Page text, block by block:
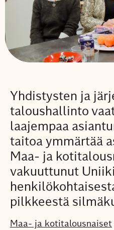
Yhdistysten ja
taloushallinto
laajempaa
taitoa ymmärtää
Maa- ja
vakuuttunut
pilkkeestä
Maa- ja kotitalousnaiset